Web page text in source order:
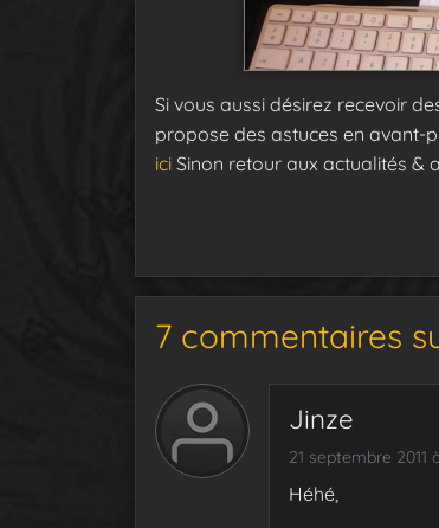
Si vous aussi désirez recevoir
propose des astuces en avant-
ici Sinon retour aux actualités &
7 commentaires
Jinze
21 septembre 2011
Héhé,